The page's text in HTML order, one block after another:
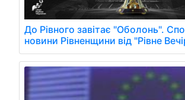
До Рівного завітає "Оболонь".
новини Рівненщини від "Рівне